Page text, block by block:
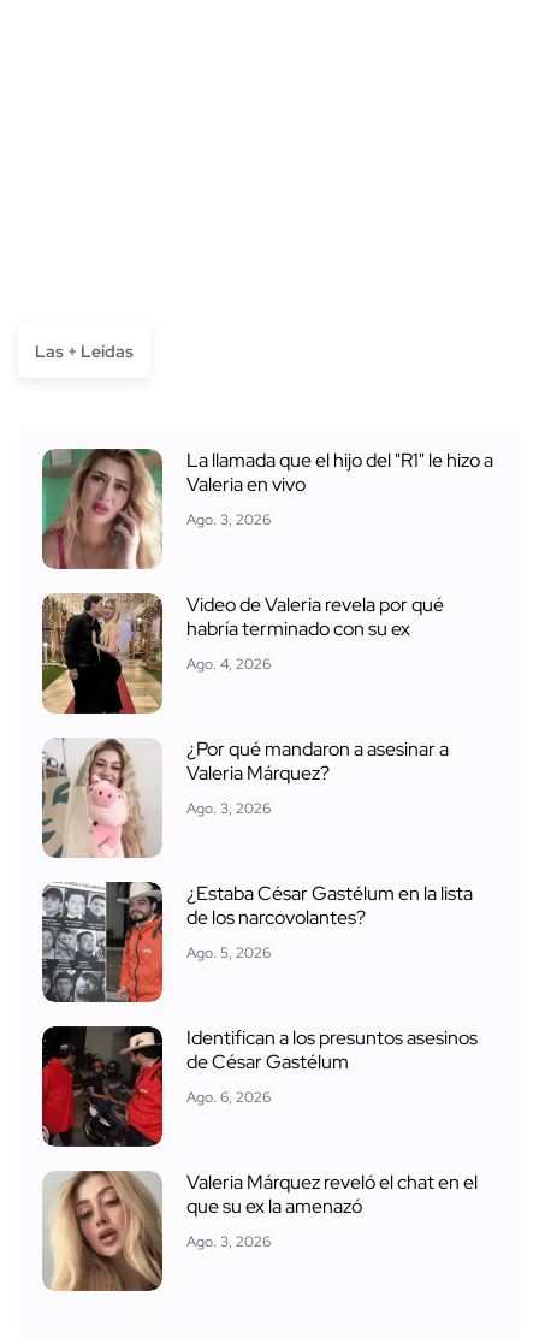
Las + Leídas
La llamada que el hijo del "R1" le hizo a
Valeria en vivo
Ago. 3, 2026
Video de Valeria revela por qué
habría terminado con su ex
Ago. 4, 2026
¿Por qué mandaron a asesinar a
Valeria Márquez?
Ago. 3, 2026
¿Estaba César Gastélum en la lista
de los narcovolantes?
Ago. 5, 2026
Identifican a los presuntos asesinos
de César Gastélum
Ago. 6, 2026
Valeria Márquez reveló el chat en el
que su ex la amenazó
Ago. 3, 2026